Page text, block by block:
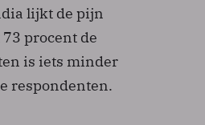
lijkt de pijn
procent de
is iets minder
respondenten.